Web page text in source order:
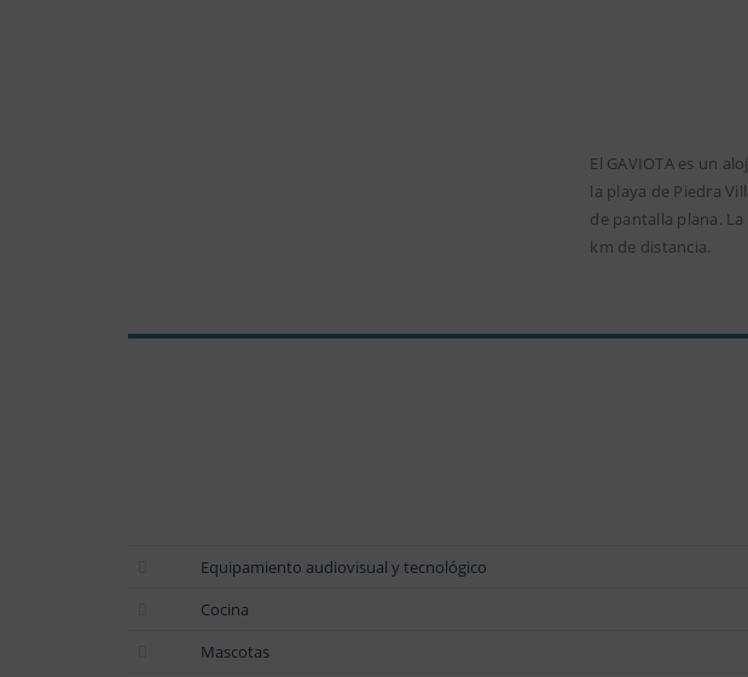
El GAVIOTA es un
la playa de Piedra
de pantalla plana.
km de distancia.
Equipamiento audiovisual y tecnológico
Cocina
Mascotas